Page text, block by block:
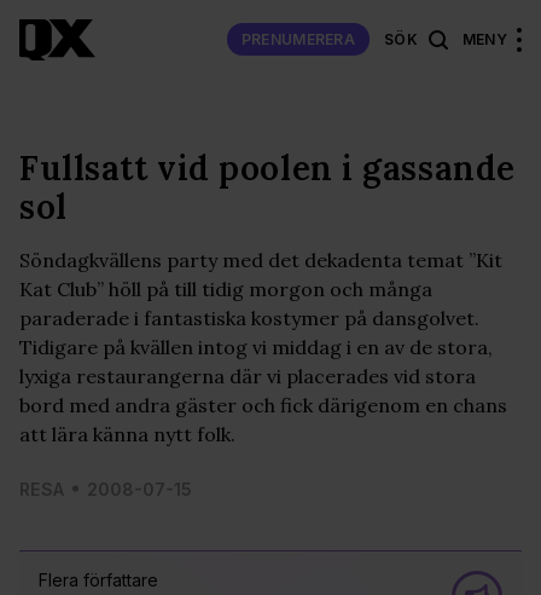
PRENUMERERA SÖK MENY
Flera författare
Fullsatt vid poolen i gassande
sol
Söndagkvällens party med det dekadenta temat ”Kit
Kat Club” höll på till tidig morgon och många
paraderade i fantastiska kostymer på dansgolvet.
Tidigare på kvällen intog vi middag i en av de stora,
lyxiga restaurangerna där vi placerades vid stora
bord med andra gäster och fick därigenom en chans
att lära känna nytt folk.
RESA 2008-07-15